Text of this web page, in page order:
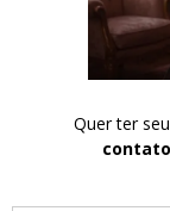
Quer ter